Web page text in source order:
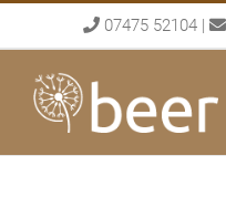
to
content
07475 52104 |